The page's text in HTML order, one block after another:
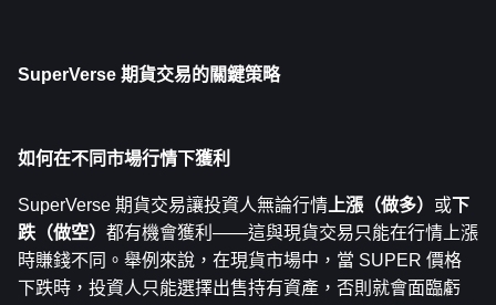
SuperVerse 期貨交易的關鍵策略
如何在不同市場行情下獲利
SuperVerse 期貨交易讓投資人無論行情 上漲（做多） 或下
跌（做空） 都有機會獲利——這與現貨交易只能在行情上漲
時賺錢不同。舉例來說，在現貨市場中，當 SUPER 價格
下跌時，投資人只能選擇出售持有資產，否則就會面臨虧